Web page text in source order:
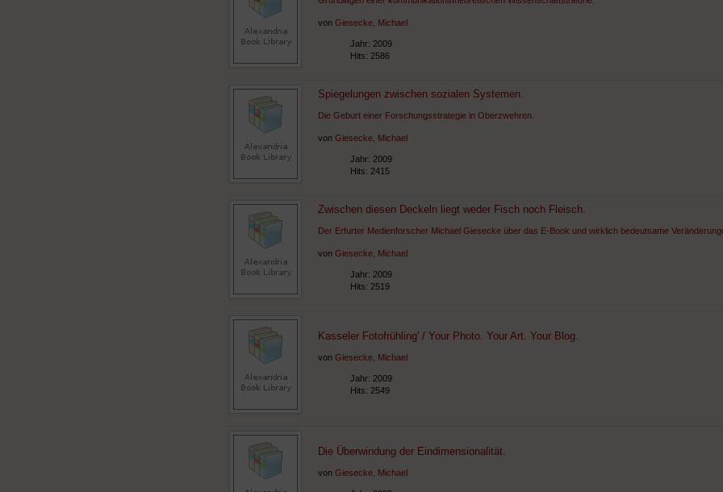
von Giesecke, Michael
Jahr: 2009
Hits: 2586
Spiegelungen zwischen sozialen Systemen.
Die Geburt einer Forschungsstrategie in Oberzwehren.
von Giesecke, Michael
Jahr: 2009
Hits: 2415
Zwischen diesen Deckeln liegt weder Fisch noch Fleisch.
Der Erfurter Medienforscher Michael Giesecke über das E-Book und wirklich bedeutsame
von Giesecke, Michael
Jahr: 2009
Hits: 2519
Kasseler Fotofrühling' / Your Photo. Your Art. Your Blog.
von Giesecke, Michael
Jahr: 2009
Hits: 2549
Die Überwindung der Eindimensionalität.
von Giesecke, Michael